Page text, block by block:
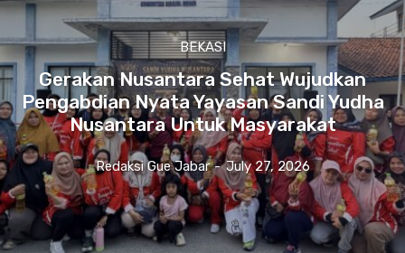
BEKASI
Gerakan Nusantara Sehat Wujudkan
Pengabdian Nyata Yayasan Sandi Yudha
Nusantara Untuk Masyarakat
Redaksi Gue Jabar - July 27, 2026